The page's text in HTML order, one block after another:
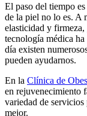
El paso del tiempo
de la piel no lo es. A
elasticidad y firmeza,
tecnología médica
día existen
pueden ayudarnos.
En la Clínica de
en rejuvenecimiento
variedad de servicios
mejor.